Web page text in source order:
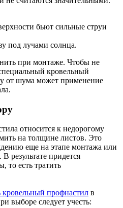
бьют сильные струи
под лучами солнца.
при монтаже. Чтобы не
кровельный
от шума может применение
относится к недорогому
на толщине листов. Это
еще на этапе монтажа или
результате придется
то есть тратить
кровельный профнастил в
выборе следует учесть: